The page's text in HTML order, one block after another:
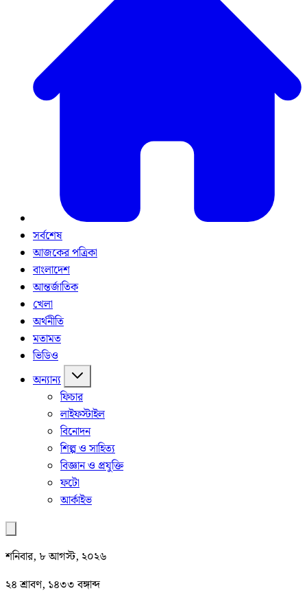
সর্বশেষ
আজকের পত্রিকা
বাংলাদেশ
আন্তর্জাতিক
খেলা
অর্থনীতি
মতামত
ভিডিও
অন্যান্য
ফিচার
লাইফস্টাইল
বিনোদন
শিল্প ও সাহিত্য
বিজ্ঞান ও প্রযুক্তি
ফটো
আর্কাইভ
শনিবার, ৮ আগস্ট, ২০২৬
২৪ শ্রাবণ, ১৪৩৩ বঙ্গাব্দ